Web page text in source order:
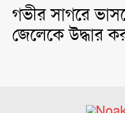
গভীর সাগরে
জেলেকে উদ্ধার